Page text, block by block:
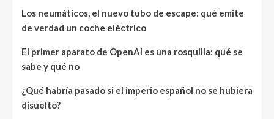
Los neumáticos, el nuevo tubo de escape: qué emite
de verdad un coche eléctrico
El primer aparato de OpenAI es una rosquilla: qué se
sabe y qué no
¿Qué habría pasado si el imperio español no se hubiera
disuelto?